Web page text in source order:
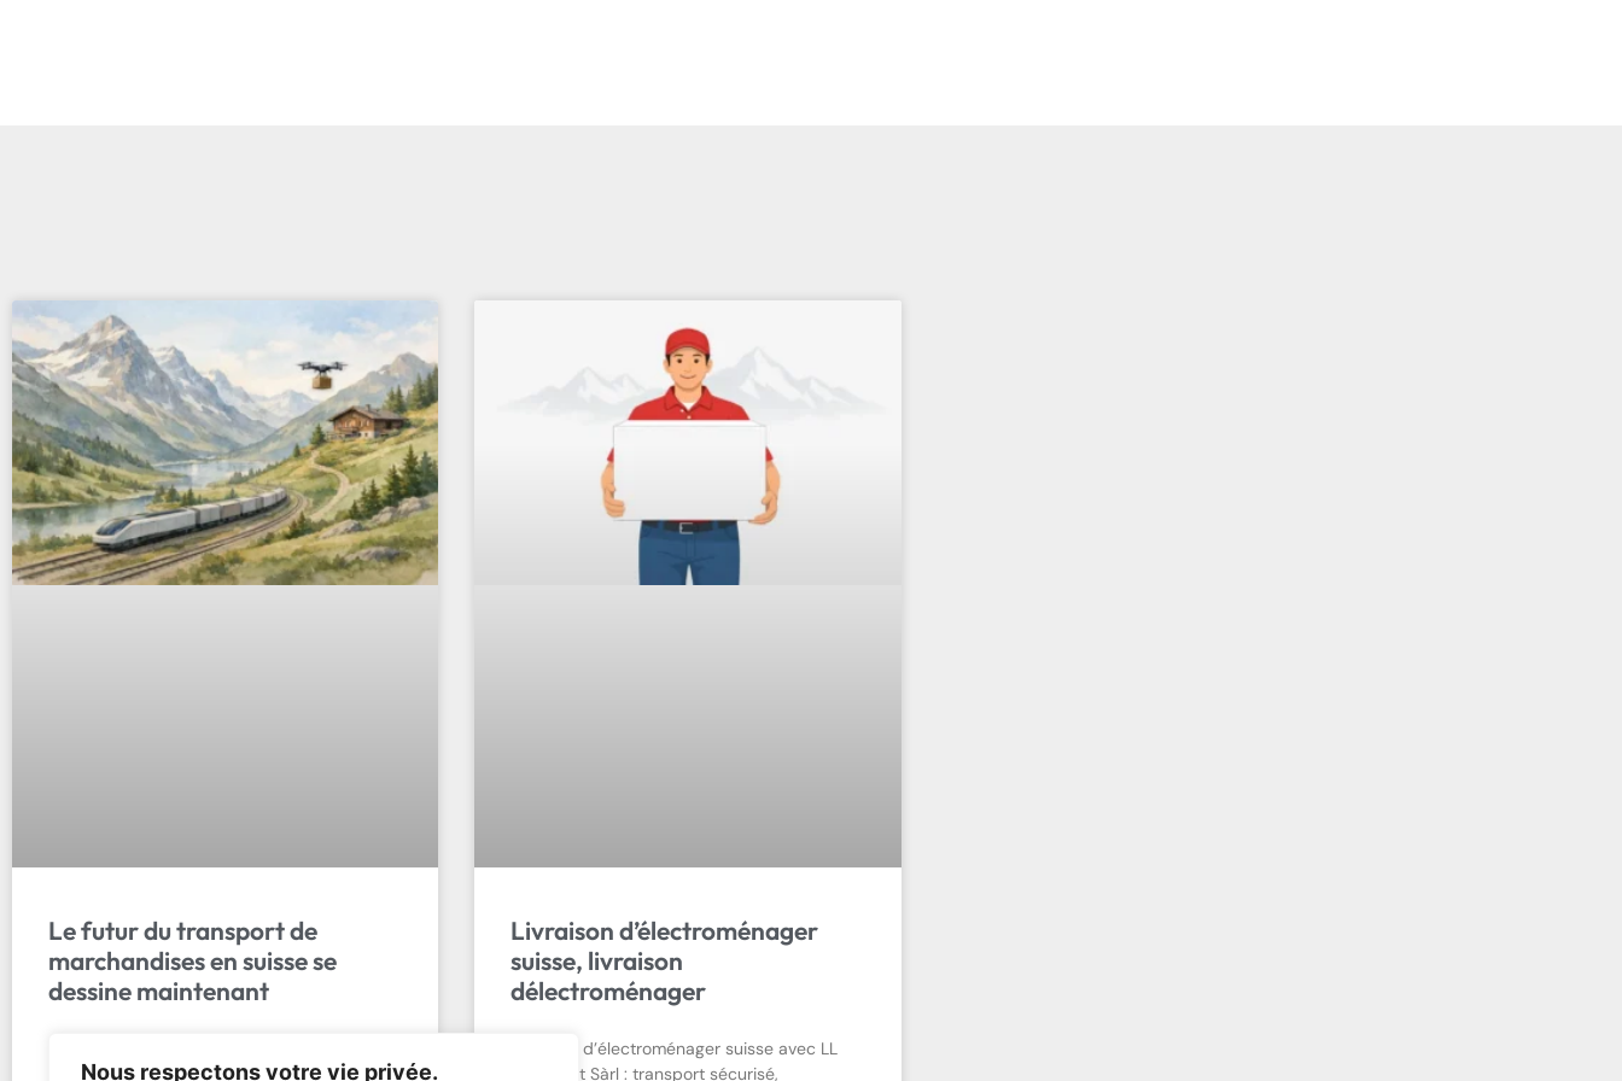
Nous respectons votre vie privée.
Le futur du transport de
marchandises en suisse se
dessine maintenant
suisse : électrification, automatisation,
Livraison d’électroménager
suisse, livraison
délectroménager
Livraison d’électroménager suisse avec LL
Transport Sàrl : transport sécurisé,